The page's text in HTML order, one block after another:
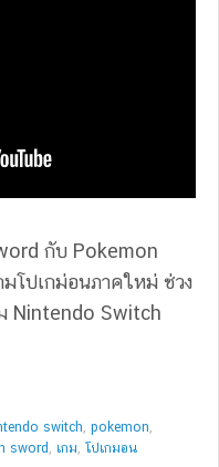
กับ Pokemon
มโปเกม่อนภาคใหม่ ช่วง
Nintendo Switch
switch, pokemon,
sword , เกม, โปเกมอน